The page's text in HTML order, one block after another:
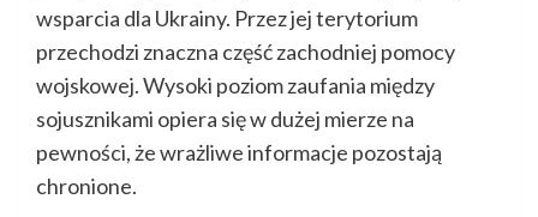
wsparcia dla Ukrainy. Przez jej terytorium
przechodzi znaczna część zachodniej pomocy
wojskowej. Wysoki poziom zaufania między
sojusznikami opiera się w dużej mierze na
pewności, że wrażliwe informacje pozostają
chronione.